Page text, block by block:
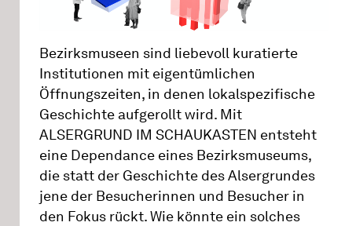
Bezirksmuseen sind liebevoll kuratierte
Institutionen mit eigentümlichen
Öffnungszeiten, in denen lokalspezifische
Geschichte aufgerollt wird. Mit
ALSERGRUND IM SCHAUKASTEN entsteht
eine Dependance eines Bezirksmuseums,
die statt der Geschichte des Alsergrundes
jene der Besucherinnen und Besucher in
den Fokus rückt. Wie könnte ein solches